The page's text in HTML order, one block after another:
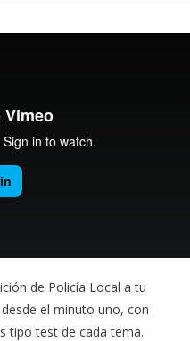
de Policía Local a tu
el minuto uno, con
tipo test de cada tema.